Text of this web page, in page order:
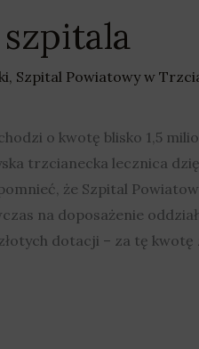
, Szpital Powiatowy w
o kwotę blisko 1,5
trzcianecka lecznica
że Szpital
na doposażenie
dotacji – za tę kwotę